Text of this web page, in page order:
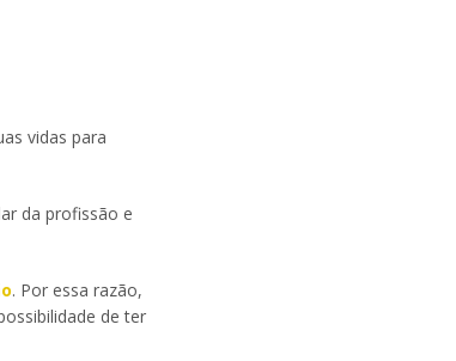
vidas para
da profissão e
. Por essa razão,
de ter